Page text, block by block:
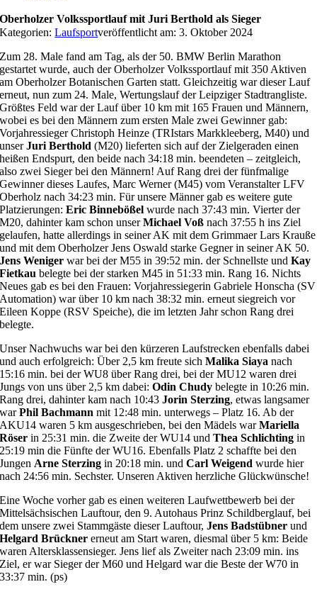
Oberholzer Volkssportlauf mit Juri Berthold als Sieger
Kategorien:Laufsportveröffentlicht am: 3. Oktober 2024
Zum 28. Male fand am Tag, als der 50. BMW Berlin Marathon
gestartet wurde, auch der Oberholzer Volkssportlauf mit 350 Aktiven
am Oberholzer Botanischen Garten statt. Gleichzeitig war dieser Lauf
erneut, nun zum 24. Male, Wertungslauf der Leipziger Stadtrangliste.
Größtes Feld war der Lauf über 10 km mit 165 Frauen und Männern,
wobei es bei den Männern zum ersten Male zwei Gewinner gab:
Vorjahressieger Christoph Heinze (TRIstars Markkleeberg, M40) und
unserJuri Berthold (M20) lieferten sich auf der Zielgeraden einen
heißen Endspurt, den beide nach 34:18 min. beendeten – zeitgleich,
also zwei Sieger bei den Männern! Auf Rang drei der fünfmalige
Gewinner dieses Laufes, Marc Werner (M45) vom Veranstalter LFV
Oberholz nach 34:23 min. Für unsere Männer gab es weitere gute
Platzierungen:Eric Binnebößel wurde nach 37:43 min. Vierter der
M20, dahinter kam schon unserMichael Voß nach 37:55 h ins Ziel
gelaufen, hatte allerdings in seiner AK mit dem Grimmaer Lars Krauße
und mit dem Oberholzer Jens Oswald starke Gegner in seiner AK 50.
Jens Weniger war bei der M55 in 39:52 min. der Schnellste undKay
Fietkau belegte bei der starken M45 in 51:33 min. Rang 16. Nichts
Neues gab es bei den Frauen: Vorjahressiegerin Gabriele Honscha (SV
Automation) war über 10 km nach 38:32 min. erneut siegreich vor
Eileen Koppe (RSV Speiche), die im letzten Jahr schon Rang drei
belegte.
Unser Nachwuchs war bei den kürzeren Laufstrecken ebenfalls dabei
und auch erfolgreich: Über 2,5 km freute sichMalika Siaya nach
15:16 min. bei der WU8 über Rang drei, bei der MU12 waren drei
Jungs von uns über 2,5 km dabei:Odin Chudy belegte in 10:26 min.
Rang drei, dahinter kam nach 10:43Jorin Sterzing, etwas langsamer
warPhil Bachmann mit 12:48 min. unterwegs – Platz 16. Ab der
AKU14 waren 5 km ausgeschrieben, bei den Mädels warMariella
Röser in 25:31 min. die Zweite der WU14 undThea Schlichting in
25:19 min die Fünfte der WU16. Ebenfalls Platz 2 schaffte bei den
Jungen Arne Sterzing in 20:18 min. undCarl Weigend wurde hier
nach 24:56 min. Sechster. Unseren Aktiven herzliche Glückwünsche!
Eine Woche vorher gab es einen weiteren Laufwettbewerb bei der
Mittelsächsischen Lauftour, den 9. Autohaus Prinz Schildberglauf, bei
dem unsere zwei Stammgäste dieser Lauftour,Jens Badstübner und
Helgard Brückner erneut am Start waren, diesmal über 5 km: Beide
waren Altersklassensieger. Jens lief als Zweiter nach 23:09 min. ins
Ziel, er war Sieger der M60 und Helgard war die Beste der W70 in
33:37 min. (ps)